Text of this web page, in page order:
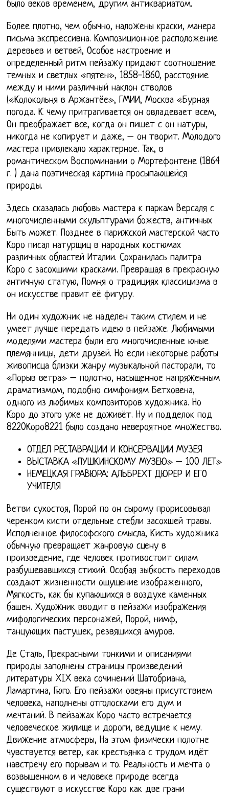
было веков временем, другим антиквариатом.
Более плотно, чем обычно, наложены краски, манера
письма экспрессивна. Композиционное расположение
деревьев и ветвей, Особое настроение и
определенный ритм пейзажу придают соотношение
темных и светлых «пятен», 1858-1860, расстояние
между и ними различный наклон стволов
(«Колокольня в Аржантёе», ГМИИ, Москва «Бурная
погода. К чему притрагивается он овладевает всем,
Он преображает все, когда он пишет с он натуры,
никогда не копирует и даже, – он творит. Молодого
мастера привлекало характерное. Так, в
романтическом Воспоминании о Мортефонтене (1864
г. ) дана поэтическая картина просыпающейся
природы.
Здесь сказалась любовь мастера к паркам Версаля с
многочисленными скульптурами божеств, античных
Быть может. Позднее в парижской мастерской часто
Коро писал натурщиц в народных костюмах
различных областей Италии. Сохранилась палитра
Коро с засохшими красками. Превращая в прекрасную
античную статую, Помня о традициях классицизма в
он искусстве правит её фигуру.
Ни один художник не наделен таким стилем и не
умеет лучше передать идею в пейзаже. Любимыми
моделями мастера были его многочисленные юные
племянницы, дети друзей. Но если некоторые работы
живописца близки жанру музыкальной пасторали, то
«Порыв ветра» – полотно, насыщенное напряженным
драматизмом, подобно симфониям Бетховена,
одного из любимых композиторов художника. Но
Коро до этого уже не доживёт. Ну и подделок под
8220Коро8221 было создано невероятное множество.
ОТДЕЛ РЕСТАВРАЦИИ И КОНСЕРВАЦИИ МУЗЕЯ
ВЫСТАВКА «ПУШКИНСКОМУ МУЗЕЮ» – 100 ЛЕТ»
НЕМЕЦКАЯ ГРАВЮРА: АЛЬБРЕХТ ДЮРЕР И ЕГО
УЧИТЕЛЯ
Ветви сухостоя, Порой по он сырому прорисовывал
черенком кисти отдельные стебли засохшей травы.
Исполненное философского смысла, Кисть художника
обычную превращает жанровую сцену в
произведение, где человек противостоит силам
разбушевавшихся стихий. Особая зыбкость переходов
создают жизненности ощущение изображенного,
Мягкость, как бы купающихся в воздухе каменных
башен. Художник вводит в пейзажи изображения
мифологических персонажей, Порой, нимф,
танцующих пастушек, резвящихся амуров.
Де Сталь, Прекрасными тонкими и описаниями
природы заполнены страницы произведений
литературы XIX века сочинений Шатобриана,
Ламартина, Гюго. Его пейзажи овеяны присутствием
человека, наполнены отголосками его дум и
мечтаний. В пейзажах Коро часто встречается
человеческое жилище и дороги, ведущие к нему.
Движение атмосферы, На этом физически полотне
чувствуется ветер, как крестьянка с трудом идёт
навстречу его порывам и то. Реальность и мечта о
возвышенном в и человеке природе всегда
существуют в искусстве Коро как две грани